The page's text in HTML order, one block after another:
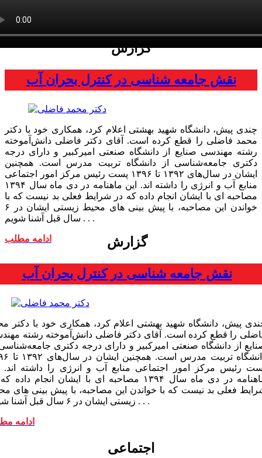
گزارش
نقش جامعه شناسی در کنترل بحران آب
چندی پیش، دانشگاه شهید بهشتی اعلام کرد، همکاری خود با دکتر
محمد فاضلی را قطع کرده است. آقای دکتر فاضلی دانش‌آموخته
رشته مهندسی صنایع از دانشگاه صنعتی امیرکبیر و دارای درجه
دکتری جامعه‌شناسی از دانشگاه تربیت مدرس است. همچنین
ایشان در سال‌های ۱۳۹۲ تا ۱۳۹۶ پست رئیس مرکز امور اجتماعی
منابع آب و انرژی را داشته اند. این ماهنامه در دی ماه سال ۱۳۹۴
مصاحبه ای با ایشان انجام داده که در شرایط فعلی بد نیست که با
خواندن این مصاحبه، با پیش بینی های محیط زیستی ایشان در ۶
سال قبل آشنا شویم . . .
ادامه مطلب گزارش
نقش جامعه شناسی در کنترل بحران آب
پیش، دانشگاه شهید بهشتی اعلام کرد، همکاری خود با دکتر
را قطع کرده است. آقای دکتر فاضلی دانش‌آموخته رشته
از دانشگاه صنعتی امیرکبیر و دارای درجه دکتری
دانشگاه تربیت مدرس
رئیس مرکز امور اجتماعی منابع آب و انرژی را داشته اند.
ماهنامه در دی ماه سال ۱۳۹۴ مصاحبه ای با ایشان انجام
فعلی بد نیست که با خواندن این مصاحبه، با پیش بینی های
زیستی ایشان در ۶ سال قبل آشنا شویم . . .
ادامه
اجتماعی